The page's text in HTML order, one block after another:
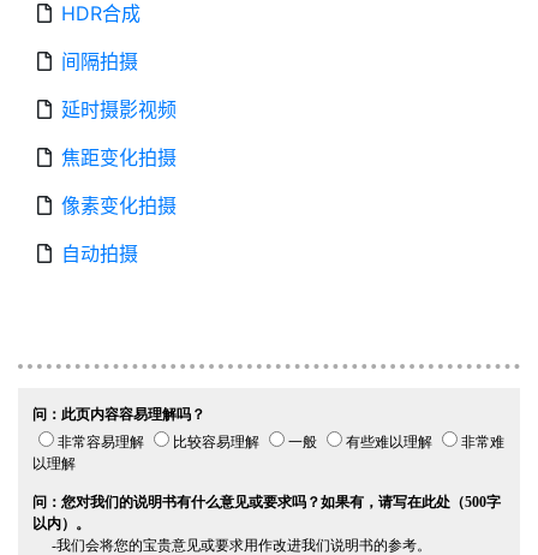
HDR合成
间隔拍摄
延时摄影视频
焦距变化拍摄
像素变化拍摄
自动拍摄